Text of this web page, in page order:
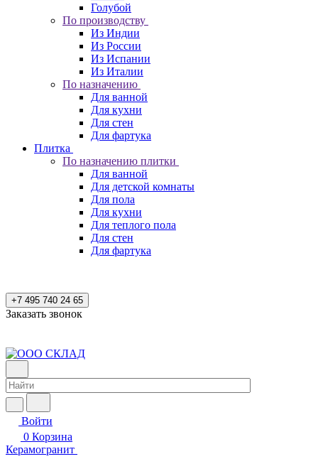
Голубой
По производству
Из Индии
Из России
Из Испании
Из Италии
По назначению
Для ванной
Для кухни
Для стен
Для фартука
Плитка
По назначению плитки
Для ванной
Для детской комнаты
Для пола
Для кухни
Для теплого пола
Для стен
Для фартука
+7 495 740 24 65
Заказать звонок
Войти
0 Корзина
Керамогранит